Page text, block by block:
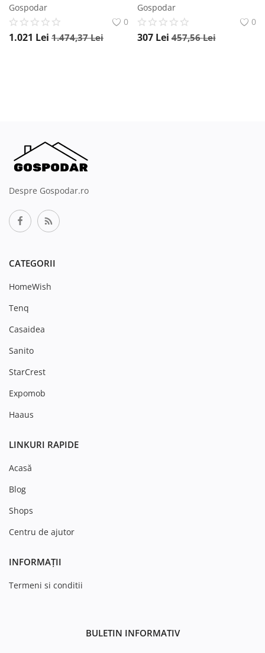
Gospodar
0
1.021 Lei 1.474,37Lei
Gospodar
0
307 Lei 457,56Lei
Despre Gospodar.ro
CATEGORII
HomeWish
Tenq
Casaidea
Sanito
StarCrest
Expomob
Haaus
LINKURI RAPIDE
Acasă
Blog
Shops
Centru de ajutor
INFORMAȚII
Termeni si conditii
BULETIN INFORMATIV